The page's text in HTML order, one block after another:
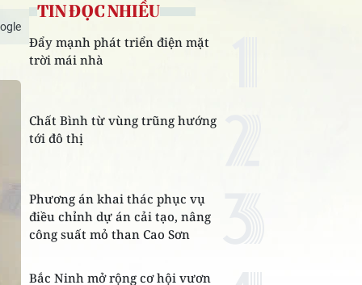
TIN ĐỌC NHIỀU
Đẩy mạnh phát triển điện mặt
trời mái nhà
Chất Bình từ vùng trũng hướng
tới đô thị
Phương án khai thác phục vụ
điều chỉnh dự án cải tạo, nâng
công suất mỏ than Cao Sơn
Bắc Ninh mở rộng cơ hội vươn